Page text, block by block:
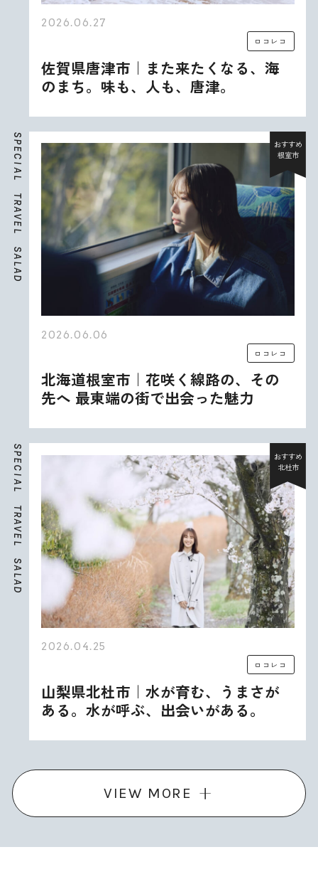
2026.06.27
ロコレコ
佐賀県唐津市｜また来たくなる、海
のまち。味も、人も、唐津。
S
P
E
C
I
A
L
T
R
A
V
E
L
S
A
L
A
D
おすすめ
根室市
2026.06.06
ロコレコ
北海道根室市｜花咲く線路の、その
先へ 最東端の街で出会った魅力
S
P
E
C
I
A
L
T
R
A
V
E
L
S
A
L
A
D
おすすめ
北杜市
2026.04.25
ロコレコ
山梨県北杜市｜水が育む、うまさが
ある。水が呼ぶ、出会いがある。
VIEW MORE